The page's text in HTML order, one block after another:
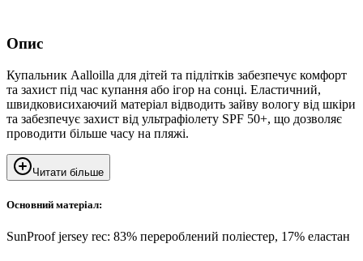
Опис
Купальник Aalloilla для дітей та підлітків забезпечує комфорт
та захист під час купання або ігор на сонці. Еластичний,
швидковисихаючий матеріал відводить зайву вологу від шкіри
та забезпечує захист від ультрафіолету SPF 50+, що дозволяє
проводити більше часу на пляжі.
Читати більше
Основний матеріал:
SunProof jersey rec: 83% перероблений поліестер, 17% еластан